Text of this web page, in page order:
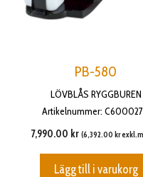
PB-580
LÖVBLÅS RYGGBUREN
Artikelnummer:
7,990.00 kr (6,392.00 kr
Lägg till i varukorg